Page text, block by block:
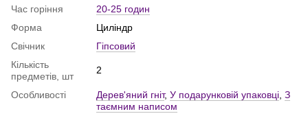
Свічки ціна
Кулька баблс
Ковпаки на день народження
Гендер кулька
Час горіння
20-25 годин
Форма
Циліндр
Свічник
Гіпсовий
Кількість
предметів, шт
2
Особливості Дерев'яний гніт, У подарунковій упаковці, З
таємним написом